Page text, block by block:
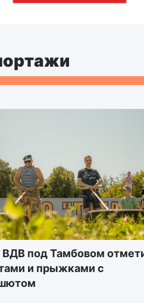
под Тамбовом
и прыжками с